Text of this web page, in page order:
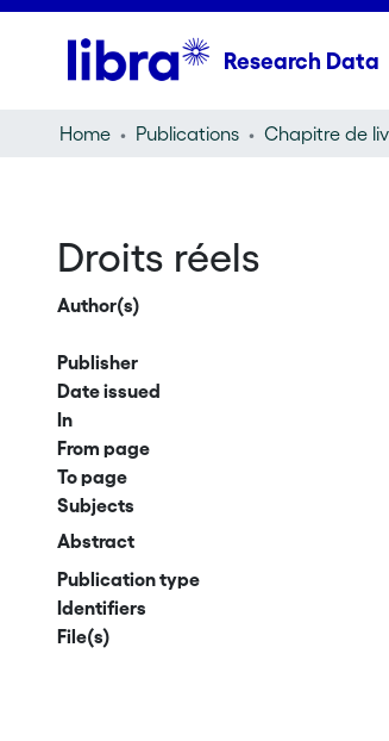
Research Data
Home Publications
Droits réels
Author(s)
Publisher
Date issued
In
From page
To page
Subjects
Abstract
Publication type
Identifiers
File(s)